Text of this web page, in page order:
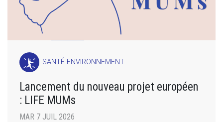
SANTÉ-ENVIRONNEMENT
Lancement du nouveau projet européen
: LIFE MUMs
MAR 7 JUIL 2026